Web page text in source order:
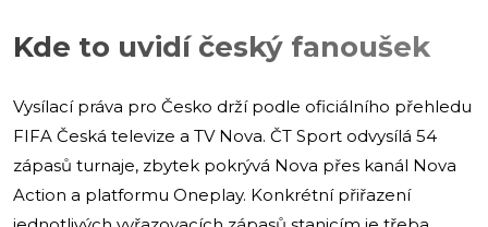
Kde to uvidí český fanoušek
Vysílací práva pro Česko drží podle oficiálního přehledu
FIFA Česká televize a TV Nova. ČT Sport odvysílá 54
zápasů turnaje, zbytek pokrývá Nova přes kanál Nova
Action a platformu Oneplay. Konkrétní přiřazení